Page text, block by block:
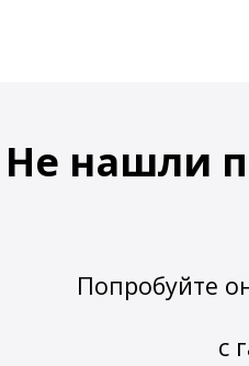
Не нашли
Попробуйте
с